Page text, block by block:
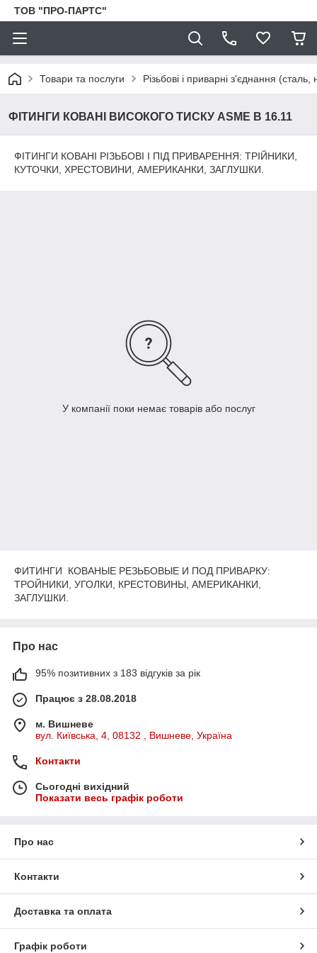
ТОВ "ПРО-ПАРТС"
Товари та послуги Різьбові і приварні з'єднання
ФІТИНГИ КОВАНІ ВИСОКОГО ТИСКУ ASME B 16.11
ФІТИНГИ КОВАНІ РІЗЬБОВІ І ПІД ПРИВАРЕННЯ: ТРІЙНИКИ,
КУТОЧКИ, ХРЕСТОВИНИ, АМЕРИКАНКИ, ЗАГЛУШКИ.
У компанії поки немає товарів або послуг
ФИТИНГИ КОВАНЫЕ РЕЗЬБОВЫЕ И ПОД ПРИВАРКУ:
ТРОЙНИКИ, УГОЛКИ, КРЕСТОВИНЫ, АМЕРИКАНКИ,
ЗАГЛУШКИ.
Про нас
95% позитивних з 183 відгуків за рік
Працює з 28.08.2018
м. Вишневе
вул. Київська, 4, 08132 , Вишневе, Україна
Контакти
Сьогодні вихідний
Показати весь графік роботи
Про нас
Контакти
Доставка та оплата
Графік роботи